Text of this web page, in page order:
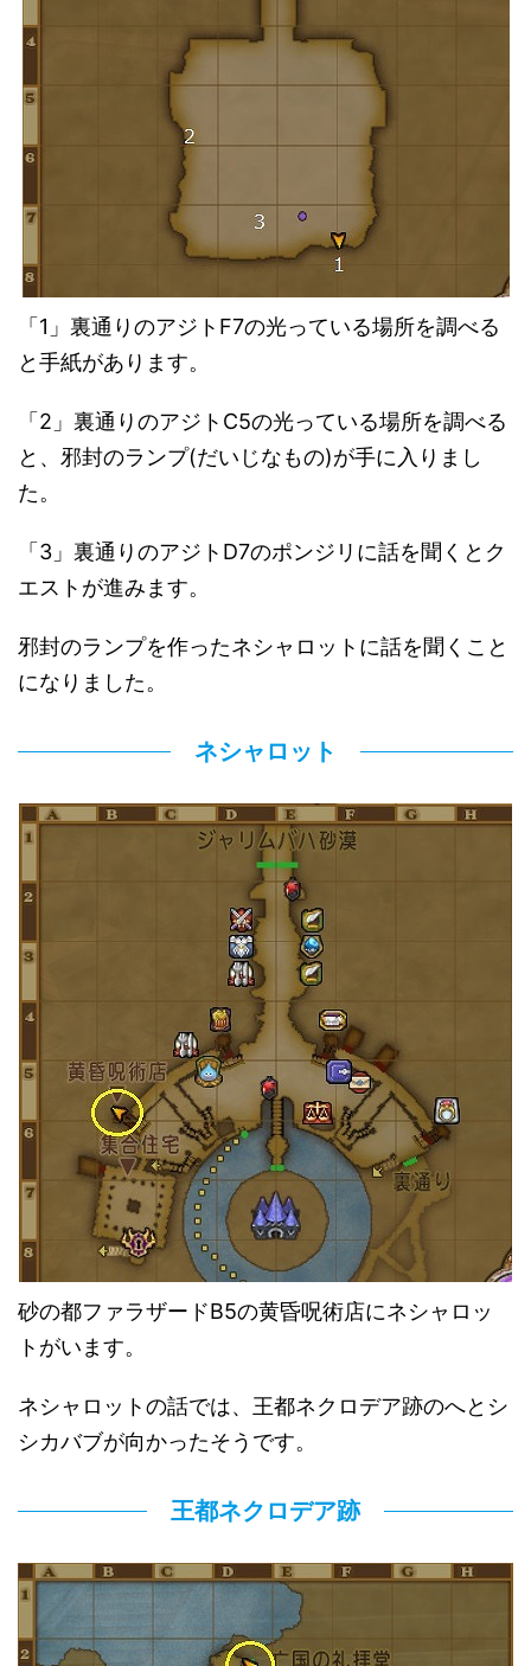
「1」裏通りのアジトF7の光っている場所を調べる
と手紙があります。
「2」裏通りのアジトC5の光っている場所を調べる
と、邪封のランプ(だいじなもの)が手に入りまし
た。
「3」裏通りのアジトD7のポンジリに話を聞くとク
エストが進みます。
邪封のランプを作ったネシャロットに話を聞くこと
になりました。
ネシャロット
砂の都ファラザードB5の黄昏呪術店にネシャロッ
トがいます。
ネシャロットの話では、王都ネクロデア跡のへとシ
シカバブが向かったそうです。
王都ネクロデア跡